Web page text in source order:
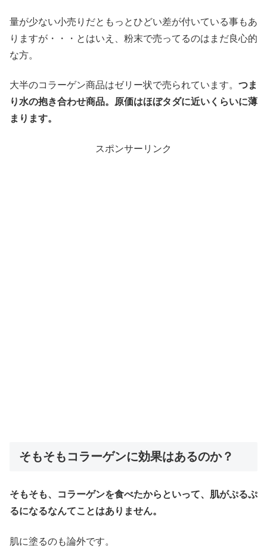
量が少ない小売りだともっとひどい差が付いている事もあ
りますが・・・とはいえ、粉末で売ってるのはまだ良心的
な方。
大半のコラーゲン商品はゼリー状で売られています。 つま
り水の抱き合わせ商品。原価はほぼタダに近いくらいに薄
まります。
スポンサーリンク
そもそもコラーゲンに効果はあるのか？
そもそも、コラーゲンを食べたからといって、肌がぷるぷ
るになるなんてことはありません。
肌に塗るのも論外です。